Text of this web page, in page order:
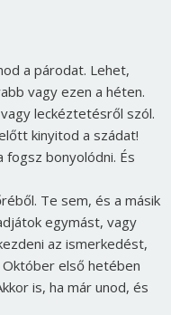
a párodat. Lehet,
vagy ezen a héten.
leckéztetésről szól.
kinyitod a szádat!
fogsz bonyolódni. És
Te sem, és a másik
egymást, vagy
az ismerkedést,
Október első hetében
is, ha már unod, és